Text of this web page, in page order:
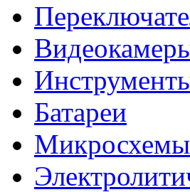
Батареи
Микросхемы